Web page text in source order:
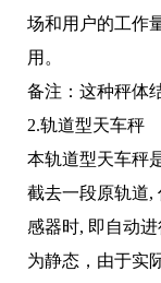
场和用户的工作
用。
备注：这种秤体
2.轨道型天车秤
本轨道型天车秤
截去一段原轨道,
感器时, 即自动
为静态，由于实